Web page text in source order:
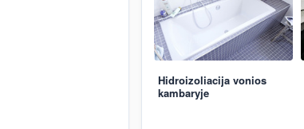
Hidroizoliacija vonios
kambaryje